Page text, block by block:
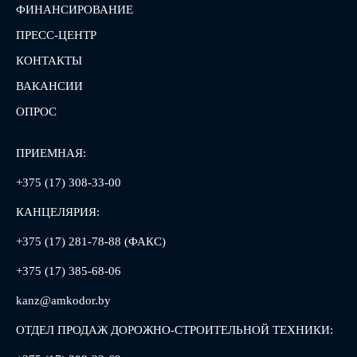
ФИНАНСИРОВАНИЕ
ПРЕСС-ЦЕНТР
КОНТАКТЫ
ВАКАНСИИ
ОПРОС
ПРИЕМНАЯ:
+375 (17) 308-33-00
КАНЦЕЛЯРИЯ:
+375 (17) 281-78-88 (ФАКС)
+375 (17) 385-68-06
kanz@amkodor.by
ОТДЕЛ ПРОДАЖ ДОРОЖНО-СТРОИТЕЛЬНОЙ ТЕХНИКИ: